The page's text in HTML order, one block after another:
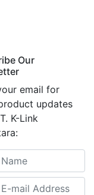
Our
email for
updates
K-Link